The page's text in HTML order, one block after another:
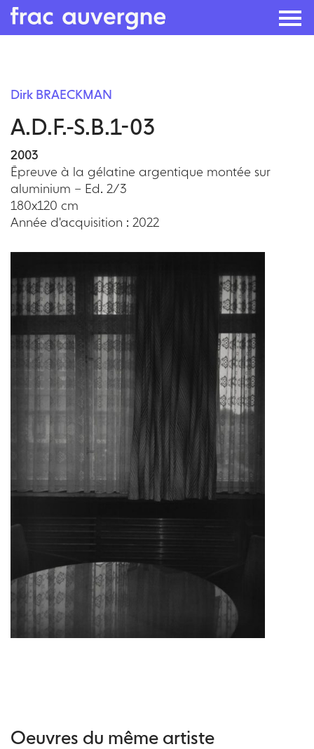
content
Dirk BRAECKMAN
A.D.F.-S.B.1-03
2003
Épreuve à la gélatine argentique montée sur
aluminium – Ed. 2/3
180x120 cm
Année d'acquisition : 2022
Oeuvres du même artiste